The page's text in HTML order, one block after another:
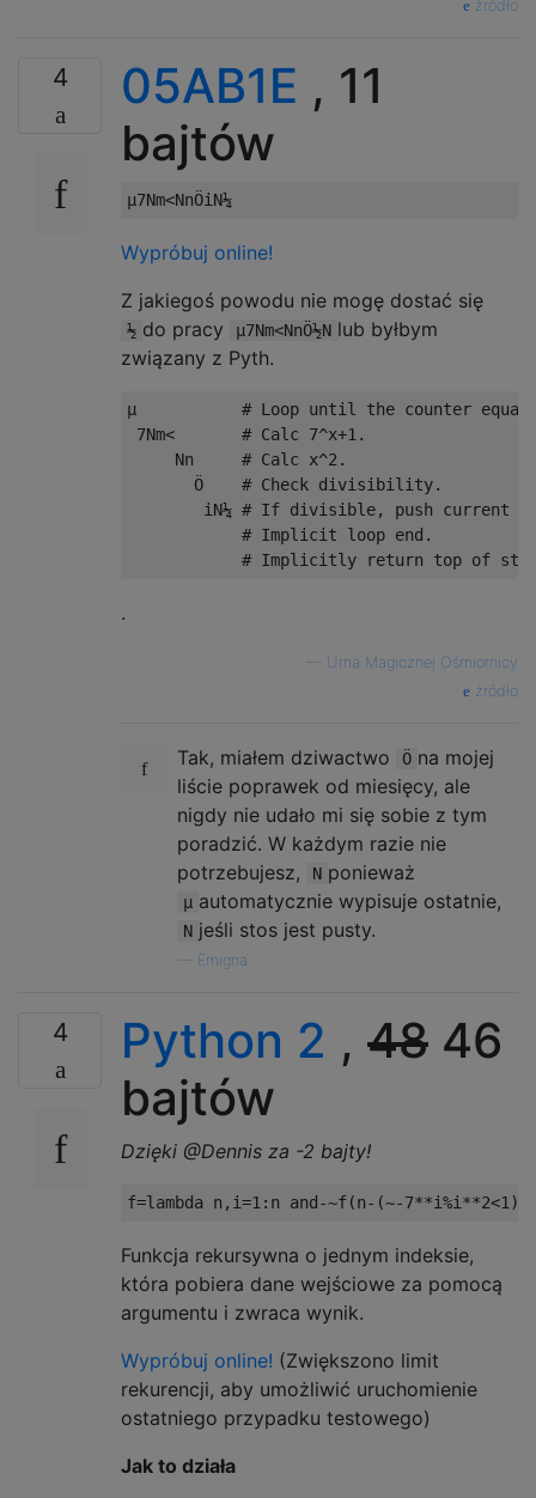
źródło
4 05AB1E , 11
bajtów
Wypróbuj online!
Z jakiegoś powodu nie mogę dostać się
½ do pracy µ7Nm<NnÖ½N lub byłbym
związany z Pyth.
µ           # Loop until the counter
7Nm<       # Calc 7^x+1.
     Nn     # Calc x^2.
       Ö    # Check divisibility.
iN¼ # If divisible, push current
            # Implicit loop end.
.
Urna Magicznej Ośmiornicy
źródło
Tak, miałem dziwactwo Ö na mojej
liście poprawek od miesięcy, ale
nigdy nie udało mi się sobie z tym
poradzić. W każdym razie nie
potrzebujesz,
N ponieważ
µ automatycznie wypisuje ostatnie,
N jeśli stos jest pusty.
Emigna
4 Python 2 , 48 46
bajtów
Dzięki @Dennis za -2 bajty!
f=lambda n , i=1 : n and -~f(n-(~-7**i%i **2<1 ),
Funkcja rekursywna o jednym indeksie,
która pobiera dane wejściowe za pomocą
argumentu i zwraca wynik.
Wypróbuj online! (Zwiększono limit
rekurencji, aby umożliwić uruchomienie
ostatniego przypadku testowego)
Jak to działa